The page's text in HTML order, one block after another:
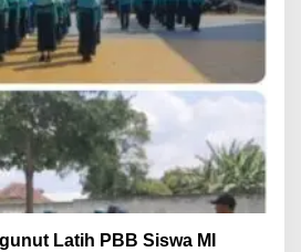
Latih PBB Siswa MI